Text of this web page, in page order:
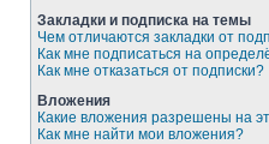
Закладки и подписка на темы
Чем отличаются закладки от
Как мне подписаться на
Как мне отказаться от подписки?
Вложения
Какие вложения разрешены на
Как мне найти мои вложения?